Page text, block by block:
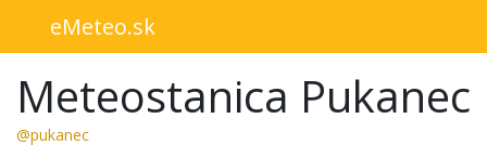
eMeteo.sk
Meteostanica Pukanec
@pukanec